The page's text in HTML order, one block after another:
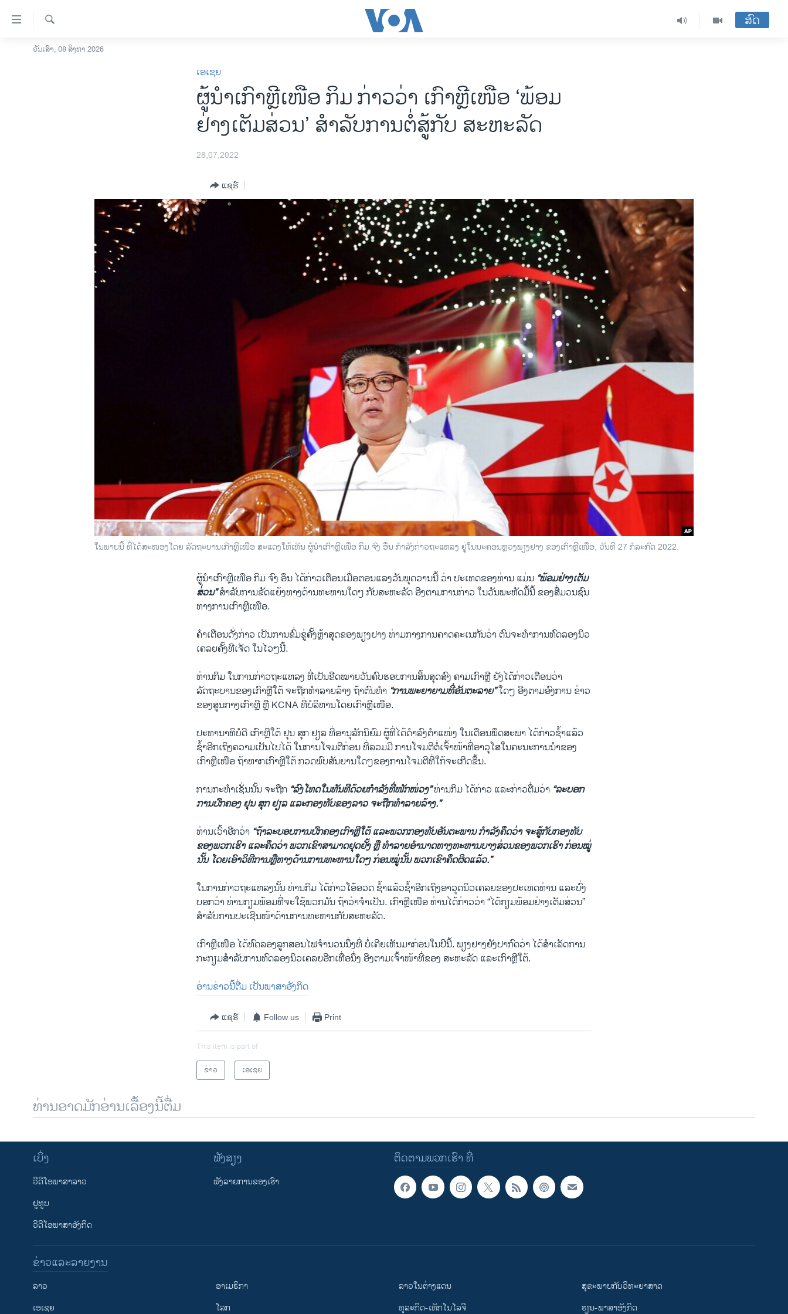
ລິ້ງ
ສຳຫລັບ
ໂຮມເພຈ
ອິດສະຫຼະພາບດ້ານການຂ່າວ
ວິທະຍາສາດ-ເທັກໂນໂລຈີ
ຄົ້ນຫາ
ສົດ
ວັນເສົາ, 08 ສິງຫາ 2026
ເອເຊຍ
ຜູ້ນຳເກົາຫຼີເໜືອ ກິມ ກ່າວວ່າ ເກົາຫຼີເໜືອ ‘ພ້ອມ
ຢ່າງເຕັມສ່ວນ’ ສຳລັບການຕໍ່ສູ້ກັບ ສະຫະລັດ
28,07,2022
ແຊຣ໌
ໃນພາບນີ້ ທີ່ໄດ້ສະໜອງໂດຍ ລັດຖະບານເກົາຫຼີເໜືອ ສະແດງໃຫ້ເຫັນ ຜູ້ນຳເກົາຫຼີເໜືອ ກິມ ຈົງ ອຶນ ກຳລັງກ່າວຖະແຫລງ ຢູ່ໃນນະຄອນຫຼວງພຽງຢາງ ຂອງເກົາຫຼີເໜືອ, ວັນທີ 27 ກໍລະກົດ 2022.
ຜູ້ນຳເກົາຫຼີເໜືອ ກິມ ຈົງ ອຶນ ໄດ້ກ່າວເຕືອນເມື່ອຕອນແລງວັນພຸດວານນີ້ ວ່າ ປະເທດຂອງທ່ານ ແມ່ນ “ພ້ອມຢ່າງເຕັມ
ສ່່ວນ”ສຳລັບການຂັດແຍ້ງທາງດ້ານທະຫານໃດໆ ກັບສະຫະລັດ ອີງຕາມການກ່າວ ໃນວັນພະຫັດມື້ນີ້ ຂອງສື່ມວນຊົນ
ທາງການເກົາຫຼີເໜືອ.
ຄຳເຕືອນດັ່ງກ່າວ ເປັນການຂົ່ມຂູ່ຄັ້ງຫຼ້າສຸດຂອງພຽງຢາງ ທ່າມກາງການຄາດຄະເນກັນວ່າ ຕົນຈະທຳການທົດລອງນິວ
ເຄລຍຄັ້ງທີເຈັດ ໃນໄວໆນີ້.
ທ່ານກິມ ໃນການກ່າວຖະແຫລງ ທີ່ເປັນຂີດໝາຍວັນຄົບຮອບການສິ້ນສຸດສົງ ຄາມເກົາຫຼີ ຍັງໄດ້ກ່າວເຕືອນວ່າ
ລັດຖະບານຂອງເກົາຫຼີໃຕ້ ຈະຖືກທຳລາຍລ້າງ ຖ້າຕົນທຳ “ການພະຍາຍາມທີ່ອັນຕະລາຍ”ໃດໆ ອີງຕາມອົງການ ຂ່າວ
ຂອງສູນກາງເກົາຫຼີ ຫຼື KCNA ທີ່ບໍລິຫານໂດຍເກົາຫຼີເໜືອ.
ປະທານາທິບໍດີ ເກົາຫຼີໃຕ້ ຢຸນ ສຸກ ຢຽລ ທີ່ອານຸລັກນິຍົມ ຜູ້ທີ່ໄດ້ດຳລົງຕຳແໜ່ງ ໃນເດືອນພຶດສະພາ ໄດ້ກ່າວຊ້ຳແລ້ວ
ຊ້ຳອີກເຖິງຄວາມເປັນໄປໄດ້ ໃນການໂຈມຕີກ່ອນ ທີ່ລວມມີ ການໂຈມຕີຕໍ່ເຈົ້າໜ້າທີ່ອາວຸໂສໃນຄະນະການນຳຂອງ
ເກົາຫຼີເໜືອ ຖ້າຫາກເກົາຫຼີໃຕ້ ກວດພົບສັນຍານໃດໆຂອງການໂຈມຕີທີ່ໃກ້ຈະເກີດຂຶ້ນ.
ການກະທຳເຊັ່ນນັ້ນ ຈະຖືກ “ລົງໂທດໃນທັນທີດ້ວຍກຳລັງທີ່ໜັກໜ່ວງ”ທ່ານກິມ ໄດ້ກ່າວ ແລະກ່າວຕື່ມວ່າ “ລະບອກ
ການປົກຄອງ ຢຸນ ສຸກ ຢຽລ ແລະກອງທັບຂອງລາວ ຈະຖືກທຳລາຍລ້າງ.”
ທ່ານເວົ້າອີກວ່າ “ຖ້າລະບອບການປົກຄອງເກົາຫຼີໃຕ້ ແລະພວກກອງທັບອັນຕະພານ ກຳລັງຄຶດວ່າ ຈະສູ້ກັບກອງທັບ
ຂອງພວກເຮົາ ແລະຄຶດວ່າ ພວກເຂົາສາມາດຢຸດຢັ້ງ ຫຼື ທຳລາຍອຳນາດທາງທະຫານບາງສ່ວນຂອງພວກເຮົາ ກ່ອນໝູ່
ນັ້ນ ໂດຍເອົາວິທີການຫຼືທາງດ້ານການທະຫານໃດໆ ກ່ອນໝູ່ນັ້ນ ພວກເຂົາຄຶດຜິດແລ້ວ.”
ໃນການກ່າວຖະແຫລງນັ້ນ ທ່ານກິມ ໄດ້ກ່າວໂອ້ອວດ ຊ້ຳແລ້ວຊ້ຳອີກເຖິງອາວຸດນິວເຄ​ລຍຂອງປະເທດທ່ານ ແລະບົ່ງ
ບອກວ່າ ທ່ານກຽມພ້ອມທີ່ຈະໃຊ້ພວກມັນ ຖ້າວ່າຈຳເປັນ. ເກົາຫຼີເໜືອ ທ່ານໄດ້ກ່າວວ່າ “ໄດ້ກຽມພ້ອມຢ່າງເຕັມສ່ວນ”
ສຳລັບການປະເຊີນໜ້າດ້ານການທະຫານກັບສະຫະລັດ.
ເກົາຫຼີເໜືອ ໄດ້ທົດລອງລູກສອນໄຟຈຳນວນນຶ່ງທີ່ ບໍ່ເຄີຍເຫັນມາກ່ອນໃນປີນີ້. ພຽງຢາງຍັງປາກົດວ່າ ໄດ້ສຳເລັດການ
ກະກຽມສຳລັບການທົດລອງນິວເຄ​ລຍອີກເທື່ອນຶ່ງ ອີງຕາມເຈົ້າໜ້າທີ່ຂອງ ສະຫະລັດ ແລະເກົາຫຼີໃຕ້.
ອ່ານຂ່າວນີ້ຕື່ມ ເປັນພາສາອັງກິດ
ແຊຣ໌ Follow us Print
This item is part of
ຂ່າວ
ເອເຊຍ
ທ່ານອາດມັກອ່ານເລື້ອງນີ້ຕື່ມ
ຕິດຕາມພວກເຮົາ ທີ່
ເບິ່ງ
ວີດີໂອພາສາລາວ
ຢູທູບ
ວີດີໂອພາສາອັງກິດ
ຟັງສຽງ
ຟັງລາຍການຂອງເຮົາ
ຂ່າວແລະລາຍງານ
ລາວ
ເອເຊຍ
ອາເມຣິກາ
ໂລກ
ລາວໃນຕ່າງແດນ
ທຸລະກິດ-ເທັກໂນໂລຈີ
ສຸຂະພາບກັບວິທະຍາສາດ
ຮຽນ-ພາສາອັງກິດ